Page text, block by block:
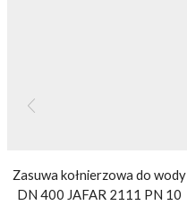
Zasuwa kołnierzowa do wody
DN 400 JAFAR 2111 PN 10